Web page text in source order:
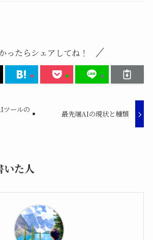
ったらシェアしてね！
ツールの
最先端AIの現状と種類
いた人